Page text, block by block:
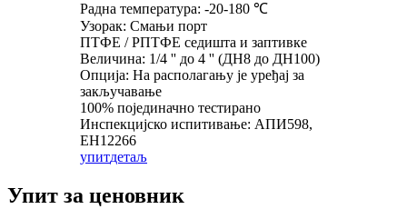
Радна температура: -20-180 ℃
Узорак: Смањи порт
ПТФЕ / РПТФЕ седишта и заптивке
Величина: 1/4 '' до 4 '' (ДН8 до ДН100)
Опција: На располагању је уређај за
закључавање
100% појединачно тестирано
Инспекцијско испитивање: АПИ598,
ЕН12266
упитдетаљ
Упит за ценовник